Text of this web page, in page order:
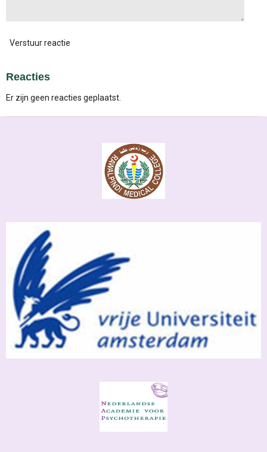
Verstuur reactie
Reacties
Er zijn geen reacties geplaatst.